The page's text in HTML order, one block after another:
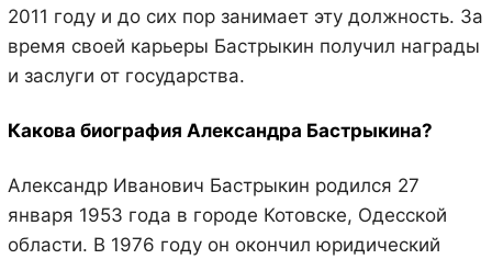
2011 году и до сих пор занимает эту должность. За
время своей карьеры Бастрыкин получил награды
и заслуги от государства.
Какова биография Александра Бастрыкина?
Александр Иванович Бастрыкин родился 27
января 1953 года в городе Котовске, Одесской
области. В 1976 году он окончил юридический